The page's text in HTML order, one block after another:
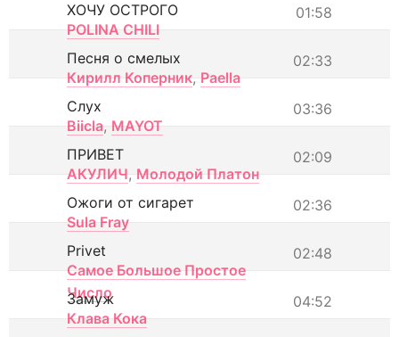
01:58
ХОЧУ ОСТРОГО
POLINA CHILI
02:33
Песня о смелых
Кирилл Коперник, Paella
03:36
Слух
Biicla, MAYOT
02:09
ПРИВЕТ
АКУЛИЧ, Молодой Платон
02:36
Ожоги от сигарет
Sula Fray
02:48
Privet
Самое Большое Простое
Число
04:52
Замуж
Клава Кока